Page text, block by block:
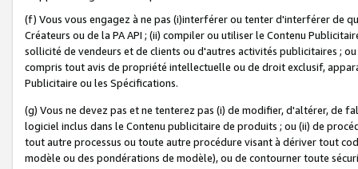
(f) Vous vous engagez à ne pas (i)interférer ou tenter d'interférer de
Créateurs ou de la PA API ; (ii) compiler ou utiliser le Contenu
sollicité de vendeurs et de clients ou d'autres activités publicitaires ;
compris tout avis de propriété intellectuelle ou de droit exclusif,
Publicitaire ou les Spécifications.
(g) Vous ne devez pas et ne tenterez pas (i) de modifier, d'altérer, de
logiciel inclus dans le Contenu publicitaire de produits ; ou (ii) de
tout autre processus ou toute autre procédure visant à dériver tout
modèle ou des pondérations de modèle), ou de contourner toute